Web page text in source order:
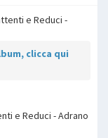
clicca qui
e Reduci - Adrano